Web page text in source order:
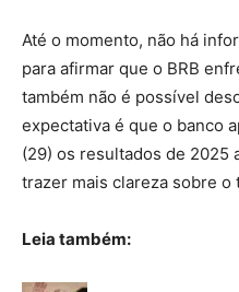
Até o momento, não há
para afirmar que o BRB
também não é possível
expectativa é que o banco
(29) os resultados de 2025
trazer mais clareza sobre o
Leia também: